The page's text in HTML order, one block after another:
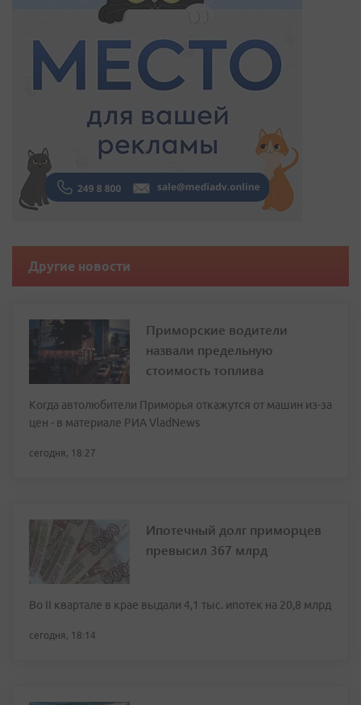
Другие новости
Приморские водители
назвали предельную
стоимость топлива
Когда автолюбители Приморья откажутся от машин из-за
цен - в материале РИА VladNews
сегодня, 18:27
Ипотечный долг приморцев
превысил 367 млрд
Во II квартале в крае выдали 4,1 тыс. ипотек на 20,8 млрд
сегодня, 18:14